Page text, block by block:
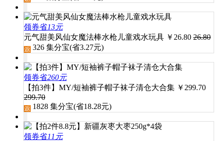
领券省13元
元气甜美风仙女魔法棒水枪儿童戏水玩具 ￥ 26.80 26.80
326 集分宝(省3.27元)
领券省260元
【拍3件】MY/短袖裤子帽子袜子清仓大合集 ￥ 299.70
299.70
1828 集分宝(省18.28元)
领券省11元